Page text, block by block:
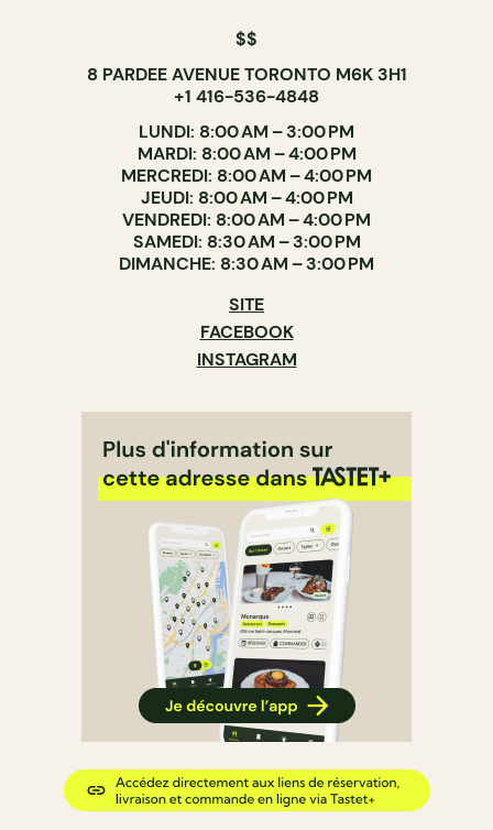
$$
8 PARDEE AVENUE TORONTO M6K 3H1
+1 416-536-4848
LUNDI: 8:00 AM – 3:00 PM
MARDI: 8:00 AM – 4:00 PM
MERCREDI: 8:00 AM – 4:00 PM
JEUDI: 8:00 AM – 4:00 PM
VENDREDI: 8:00 AM – 4:00 PM
SAMEDI: 8:30 AM – 3:00 PM
DIMANCHE: 8:30 AM – 3:00 PM
SITE
FACEBOOK
INSTAGRAM